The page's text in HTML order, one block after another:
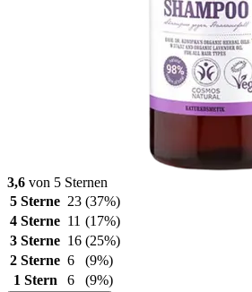
3,6 von 5 Sternen
5 Sterne 23 (37%)
4 Sterne 11 (17%)
3 Sterne 16 (25%)
2 Sterne 6
(9%)
1 Stern
6 (9%)